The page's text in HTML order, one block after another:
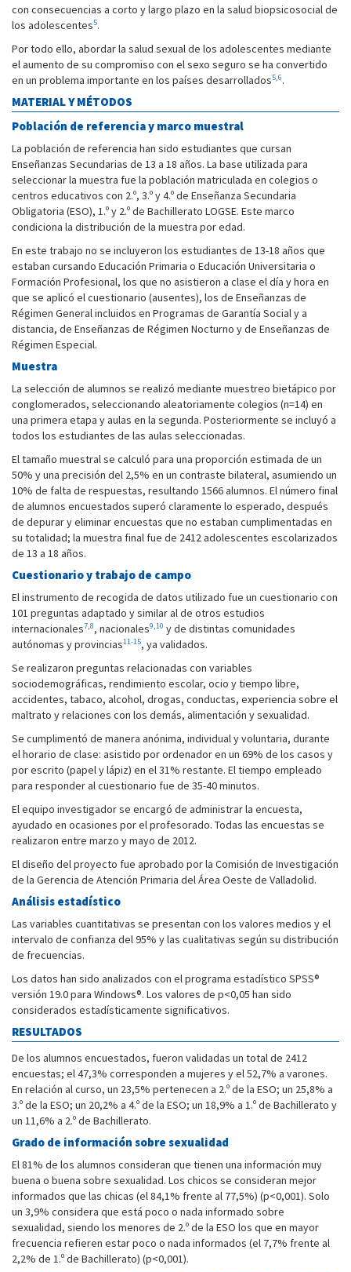
con consecuencias a corto y largo plazo en la salud biopsicosocial de
los adolescentes5.
Por todo ello, abordar la salud sexual de los adolescentes mediante
el aumento de su compromiso con el sexo seguro se ha convertido
en un problema importante en los países desarrollados5,6.
MATERIAL Y MÉTODOS
Población de referencia y marco muestral
La población de referencia han sido estudiantes que cursan
Enseñanzas Secundarias de 13 a 18 años. La base utilizada para
seleccionar la muestra fue la población matriculada en colegios o
centros educativos con 2.º, 3.º y 4.º de Enseñanza Secundaria
Obligatoria (ESO), 1.º y 2.º de Bachillerato LOGSE. Este marco
condiciona la distribución de la muestra por edad.
En este trabajo no se incluyeron los estudiantes de 13-18 años que
estaban cursando Educación Primaria o Educación Universitaria o
Formación Profesional, los que no asistieron a clase el día y hora en
que se aplicó el cuestionario (ausentes), los de Enseñanzas de
Régimen General incluidos en Programas de Garantía Social y a
distancia, de Enseñanzas de Régimen Nocturno y de Enseñanzas de
Régimen Especial.
Muestra
La selección de alumnos se realizó mediante muestreo bietápico por
conglomerados, seleccionando aleatoriamente colegios (n=14) en
una primera etapa y aulas en la segunda. Posteriormente se incluyó a
todos los estudiantes de las aulas seleccionadas.
El tamaño muestral se calculó para una proporción estimada de un
50% y una precisión del 2,5% en un contraste bilateral, asumiendo un
10% de falta de respuestas, resultando 1566 alumnos. El número final
de alumnos encuestados superó claramente lo esperado, después
de depurar y eliminar encuestas que no estaban cumplimentadas en
su totalidad; la muestra final fue de 2412 adolescentes escolarizados
de 13 a 18 años.
Cuestionario y trabajo de campo
El instrumento de recogida de datos utilizado fue un cuestionario con
101 preguntas adaptado y similar al de otros estudios
internacionales7,8, nacionales9,10 y de distintas comunidades
autónomas y provincias11-15, ya validados.
Se realizaron preguntas relacionadas con variables
sociodemográficas, rendimiento escolar, ocio y tiempo libre,
accidentes, tabaco, alcohol, drogas, conductas, experiencia sobre el
maltrato y relaciones con los demás, alimentación y sexualidad.
Se cumplimentó de manera anónima, individual y voluntaria, durante
el horario de clase: asistido por ordenador en un 69% de los casos y
por escrito (papel y lápiz) en el 31% restante. El tiempo empleado
para responder al cuestionario fue de 35-40 minutos.
El equipo investigador se encargó de administrar la encuesta,
ayudado en ocasiones por el profesorado. Todas las encuestas se
realizaron entre marzo y mayo de 2012.
El diseño del proyecto fue aprobado por la Comisión de Investigación
de la Gerencia de Atención Primaria del Área Oeste de Valladolid.
Análisis estadístico
Las variables cuantitativas se presentan con los valores medios y el
intervalo de confianza del 95% y las cualitativas según su distribución
de frecuencias.
Los datos han sido analizados con el programa estadístico SPSS®
versión 19.0 para Windows®. Los valores de p<0,05 han sido
considerados estadísticamente significativos.
RESULTADOS
De los alumnos encuestados, fueron validadas un total de 2412
encuestas; el 47,3% corresponden a mujeres y el 52,7% a varones.
En relación al curso, un 23,5% pertenecen a 2.º de la ESO; un 25,8% a
3.º de la ESO; un 20,2% a 4.º de la ESO; un 18,9% a 1.º de Bachillerato y
un 11,6% a 2.º de Bachillerato.
Grado de información sobre sexualidad
El 81% de los alumnos consideran que tienen una información muy
buena o buena sobre sexualidad. Los chicos se consideran mejor
informados que las chicas (el 84,1% frente al 77,5%) (p<0,001). Solo
un 3,9% considera que está poco o nada informado sobre
sexualidad, siendo los menores de 2.º de la ESO los que en mayor
frecuencia refieren estar poco o nada informados (el 7,7% frente al
2,2% de 1.º de Bachillerato) (p<0,001).